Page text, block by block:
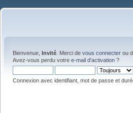
Bienvenue, Invité . Merci de vous connecter ou
Avez-vous perdu votre e-mail d'activation ?
Connexion avec identifiant, mot de passe et